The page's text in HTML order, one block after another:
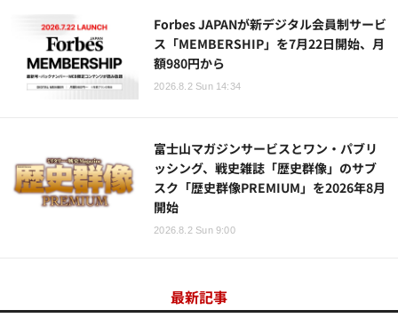
Forbes JAPANが新デジタル会員制サービ
ス「MEMBERSHIP」を7月22日開始、月
額980円から
2026.8.2 Sun 14:34
富士山マガジンサービスとワン・パブリ
ッシング、戦史雑誌「歴史群像」のサブ
スク「歴史群像PREMIUM」を2026年8月
開始
2026.8.2 Sun 9:00
最新記事